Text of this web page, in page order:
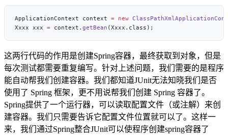
ApplicationContext context = new
Xxxx xxx = context. getBean
这两行代码的作用是创建Spring容器，最终获取到对象，但是
每次测试都需要重复编写。针对上述问题，我们需要的是程序
能自动帮我们创建容器。我们都知道JUnit无法知晓我们是否
使用了 Spring 框架，更不用说帮我们创建 Spring 容器了。
Spring提供了一个运行器，可以读取配置文件（或注解）来创
建容器。我们只需要告诉它配置文件位置就可以了。这样一
来，我们通过Spring整合JUnit可以使程序创建spring容器了